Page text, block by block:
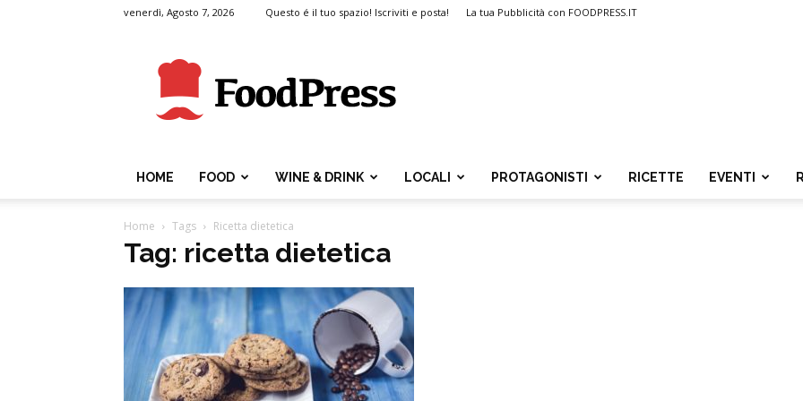
venerdì, Agosto 7, 2026 Questo é il tuo spazio! Iscriviti e posta! La tua Pubblicità con FOODPRESS.IT
FoodPress
HOME FOOD WINE & DRINK LOCALI PROTAGONISTI RICETTE EVENTI
Home Tags Ricetta dietetica
Tag: ricetta dietetica